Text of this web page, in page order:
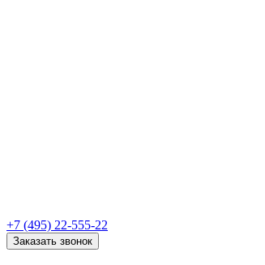
+7 (495) 22-555-22
Заказать звонок